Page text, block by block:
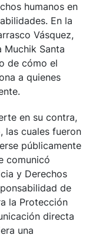
humanos en
En la
Vásquez,
Muchik Santa
de cómo el
a quienes
en su contra,
las cuales fueron
públicamente
comunicó
y Derechos
de
la Protección
directa
una